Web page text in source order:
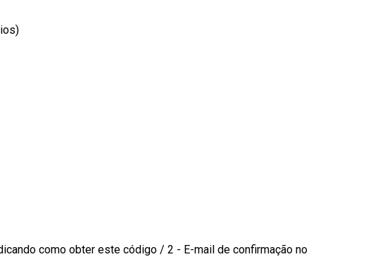
como obter este código / 2 - E-mail de confirmação no